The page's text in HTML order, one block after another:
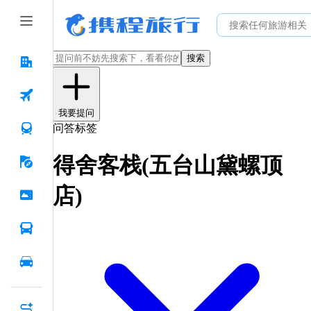
搜索
我要提问
问答标签
得舍客栈(五台山黛螺顶
店)